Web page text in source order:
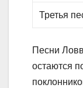
Третья
Песни
остаются